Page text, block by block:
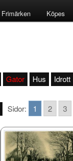
Frimärken Köpes
Gator Hus Idrott
Sidor: 1 2 3